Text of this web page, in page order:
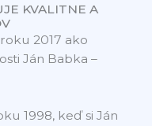
KVALITNE A
2017 ako
Ján Babka –
1998, keď si Ján